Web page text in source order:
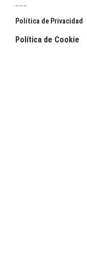
Política de Privacidad
Política de Cookie